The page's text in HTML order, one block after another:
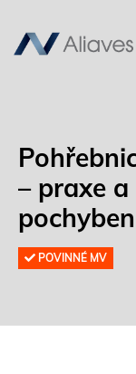
– praxe
POVINNÉ MV